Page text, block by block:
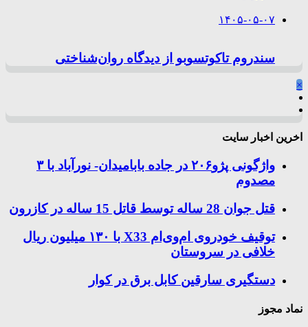
۱۴۰۵-۰۵-۰۷
سندروم تاکوتسوبو از دیدگاه روان‌شناختی
×
اخرین اخبار سایت
واژگونی پژو۲۰۶ در جاده بابامیدان- نورآباد با ۳
مصدوم
قتل جوان 28 ساله توسط قاتل 15 ساله در کازرون
توقیف خودروی ام‌وی‌ام X33 با ۱۳۰ میلیون ریال
خلافی در سروستان
دستگیری سارقین کابل برق در کوار
نماد مجوز